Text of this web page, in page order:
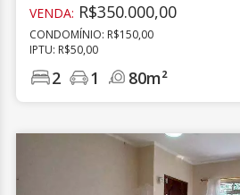
VENDA: R$350.000,00
CONDOMÍNIO: R$150,00
IPTU: R$50,00
2 1 80m²